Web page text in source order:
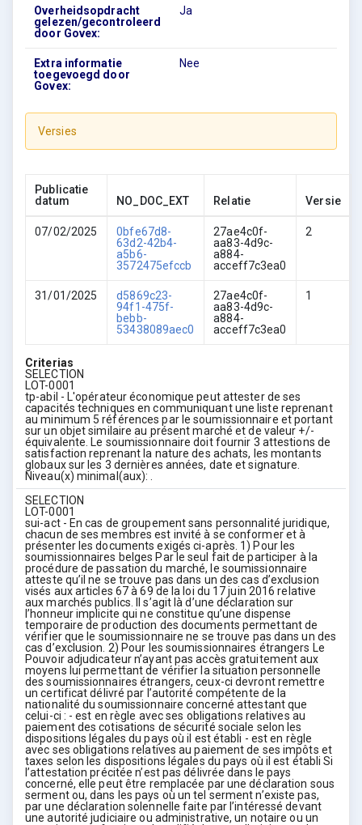
Overheidsopdracht
gelezen/gecontroleerd
door Govex:
Ja
Extra informatie
toegevoegd door
Govex:
Nee
Versies
Publicatie
datum
NO_DOC_EXT Relatie Versie
07/02/2025
0bfe67d8-
63d2-42b4-
a5b6-
3572475efccb
27ae4c0f-
aa83-4d9c-
a884-
acceff7c3ea0
2
31/01/2025
d5869c23-
94f1-475f-
bebb-
53438089aec0
27ae4c0f-
aa83-4d9c-
a884-
acceff7c3ea0
1
Criterias
SELECTION
LOT-0001
tp-abil - L'opérateur économique peut attester de ses
capacités techniques en communiquant une liste reprenant
au minimum 5 références par le soumissionnaire et portant
sur un objet similaire au présent marché et de valeur +/-
équivalente. Le soumissionnaire doit fournir 3 attestions de
satisfaction reprenant la nature des achats, les montants
globaux sur les 3 dernières années, date et signature.
Niveau(x) minimal(aux): .
SELECTION
LOT-0001
sui-act - En cas de groupement sans personnalité juridique,
chacun de ses membres est invité à se conformer et à
présenter les documents exigés ci-après. 1) Pour les
soumissionnaires belges Par le seul fait de participer à la
procédure de passation du marché, le soumissionnaire
atteste qu’il ne se trouve pas dans un des cas d’exclusion
visés aux articles 67 à 69 de la loi du 17 juin 2016 relative
aux marchés publics. Il s’agit là d’une déclaration sur
l’honneur implicite qui ne constitue qu’une dispense
temporaire de production des documents permettant de
vérifier que le soumissionnaire ne se trouve pas dans un des
cas d’exclusion. 2) Pour les soumissionnaires étrangers Le
Pouvoir adjudicateur n’ayant pas accès gratuitement aux
moyens lui permettant de vérifier la situation personnelle
des soumissionnaires étrangers, ceux-ci devront remettre
un certificat délivré par l’autorité compétente de la
nationalité du soumissionnaire concerné attestant que
celui-ci : - est en règle avec ses obligations relatives au
paiement des cotisations de sécurité sociale selon les
dispositions légales du pays où il est établi - est en règle
avec ses obligations relatives au paiement de ses impôts et
taxes selon les dispositions légales du pays où il est établi Si
l’attestation précitée n’est pas délivrée dans le pays
concerné, elle peut être remplacée par une déclaration sous
serment ou, dans les pays où un tel serment n’existe pas,
par une déclaration solennelle faite par l’intéressé devant
une autorité judiciaire ou administrative, un notaire ou un